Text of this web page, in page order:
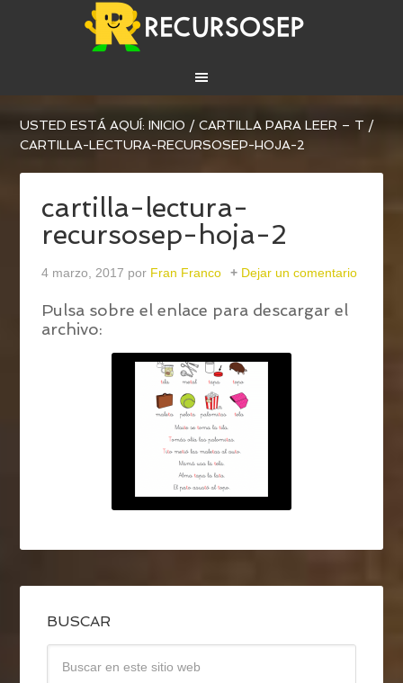
USTED ESTÁ AQUÍ:INICIO / CARTILLA PARA LEER – T /
CARTILLA-LECTURA-RECURSOSEP-HOJA-2
cartilla-lectura-
recursosep-hoja-2
4 marzo, 2017 por Fran Franco Dejar un comentario
Pulsa sobre el enlace para descargar el
archivo:
BUSCAR